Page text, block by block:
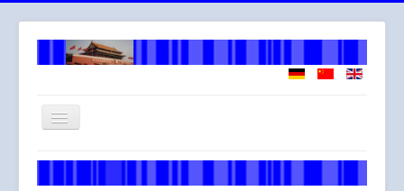
Navigation
Willkommen